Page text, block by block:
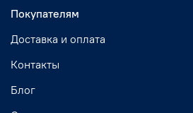
Покупателям
Доставка и оплата
Контакты
Блог